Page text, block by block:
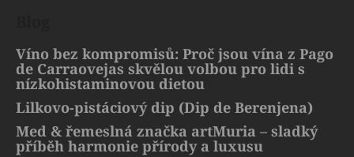
Víno bez kompromisů: Proč jsou vína z Pago
de Carraovejas skvělou volbou pro lidi s
nízkohistaminovou dietou
Lilkovo-pistáciový dip (Dip de Berenjena)
Med & řemeslná značka artMuria – sladký
příběh harmonie přírody a luxusu